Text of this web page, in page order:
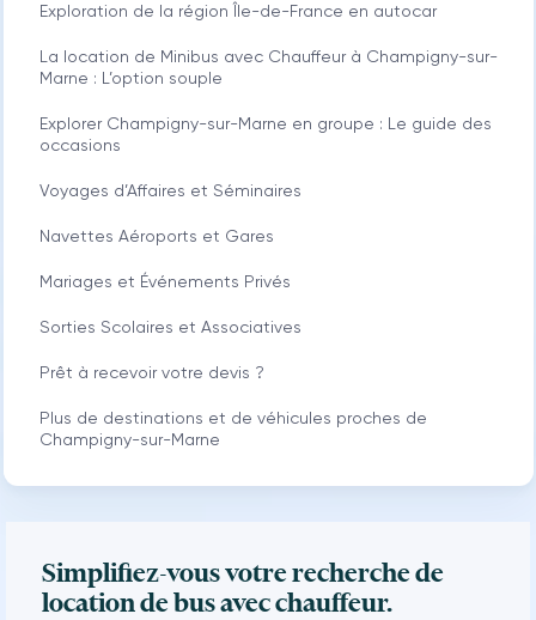
Exploration de la région Île-de-France en autocar
La location de Minibus avec Chauffeur à Champigny-sur-
Marne : L’option souple
Explorer Champigny-sur-Marne en groupe : Le guide des
occasions
Voyages d’Affaires et Séminaires
Navettes Aéroports et Gares
Mariages et Événements Privés
Sorties Scolaires et Associatives
Prêt à recevoir votre devis ?
Plus de destinations et de véhicules proches de
Champigny-sur-Marne
Simplifiez-vous votre recherche de
location de bus avec chauffeur.